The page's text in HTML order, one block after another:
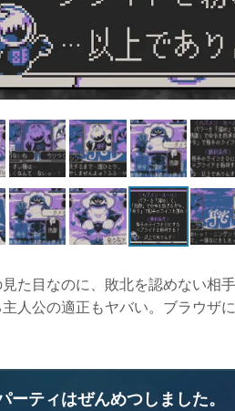
見た目なのに、敗北を認めない相
人公の適正もヤバい。ブラウザ
ーティはぜんめつしました。